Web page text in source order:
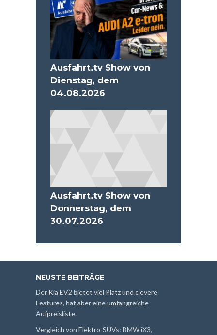
Ausfahrt.tv Show von
Dienstag, dem
04.08.2026
Ausfahrt.tv Show von
Donnerstag, dem
30.07.2026
NEUSTE BEITRÄGE
Der Kia EV2 bietet viel Platz und clevere
Features, hat aber eine umfangreiche
Aufpreisliste.
Vergleich von Elektro-SUVs: BMW iX3,